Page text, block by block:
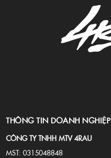
THÔNG TIN DOANH NGHIỆP
CÔNG TY TNHH MTV 4RAU
MST: 0315048848